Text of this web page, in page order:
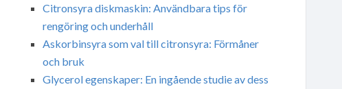
Citronsyra diskmaskin: Användbara tips för
rengöring och underhåll
Askorbinsyra som val till citronsyra: Förmåner
och bruk
Glycerol egenskaper: En ingående studie av dess